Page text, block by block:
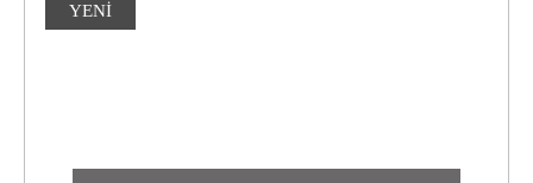
YENİ